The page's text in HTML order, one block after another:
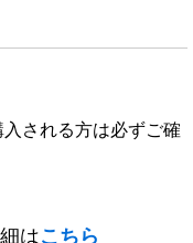
される方は必ずご確
はこちら